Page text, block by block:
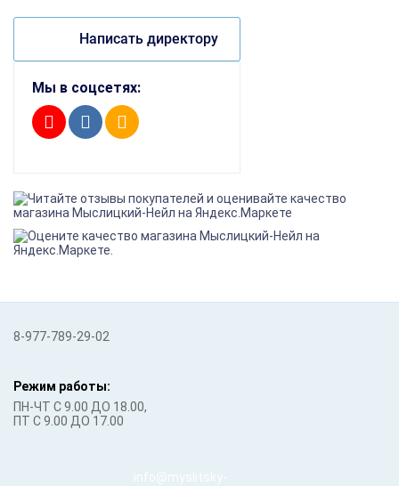
Написать директору
Мы в соцсетях:
8-977-789-29-02
Режим работы:
ПН-ЧТ С 9.00 ДО 18.00,
ПТ С 9.00 ДО 17.00
info@myslitsky-